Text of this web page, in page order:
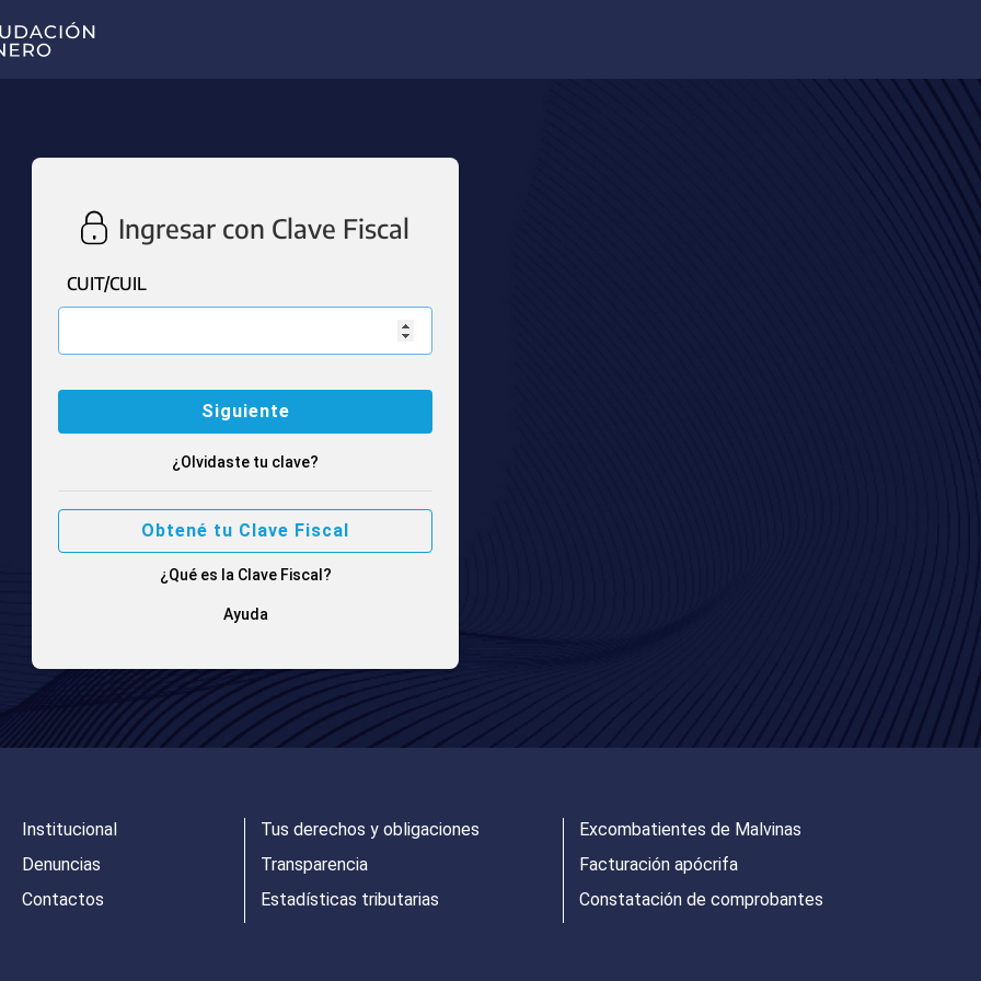
Ingresar con Clave Fiscal
CUIT/CUIL
¿Olvidaste tu clave?
Obtené tu Clave Fiscal
¿Qué es la Clave Fiscal?
Ayuda
Institucional
Denuncias
Contactos
Tus derechos y obligaciones
Transparencia
Estadísticas tributarias
Excombatientes de Malvinas
Facturación apócrifa
Constatación de comprobantes